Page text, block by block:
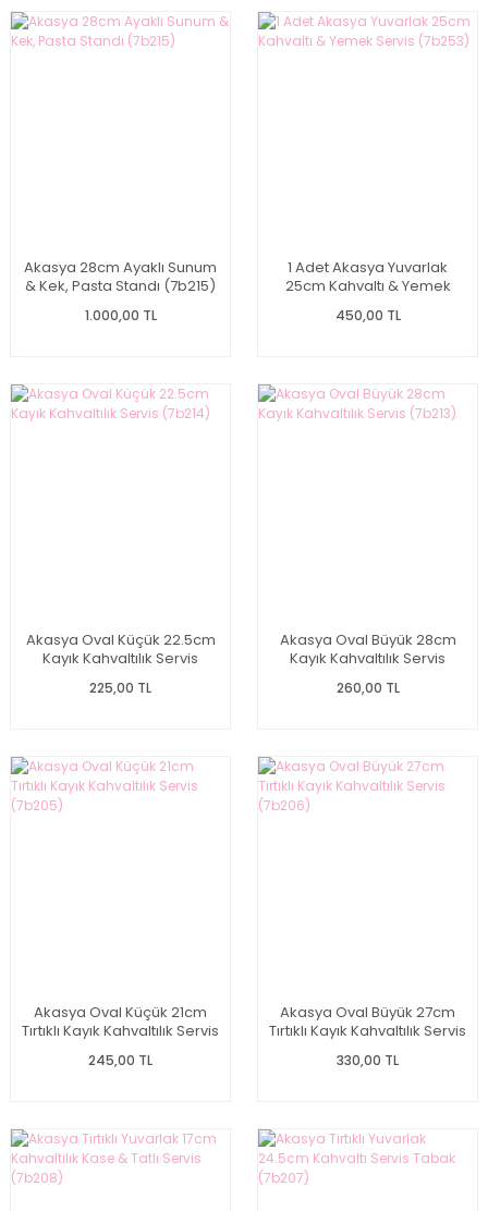
Akasya 28cm Ayaklı Sunum
& Kek, Pasta Standı (7b215)
1.000,00 TL
1 Adet Akasya Yuvarlak
25cm Kahvaltı & Yemek
450,00 TL
Akasya Oval Küçük 22.5cm
Kayık Kahvaltılık Servis
225,00 TL
Akasya Oval Büyük 28cm
Kayık Kahvaltılık Servis
260,00 TL
Akasya Oval Küçük 21cm
Tırtıklı Kayık Kahvaltılık Servis
245,00 TL
Akasya Oval Büyük 27cm
Tırtıklı Kayık Kahvaltılık Servis
330,00 TL